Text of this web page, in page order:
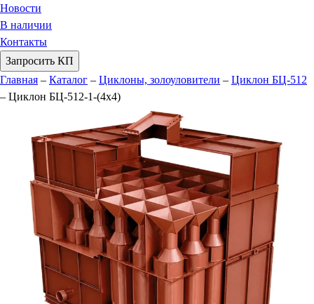
Новости
В наличии
Контакты
Запросить КП
Главная – Каталог – Циклоны, золоуловители – Циклон БЦ-512
– Циклон БЦ-512-1-(4х4)